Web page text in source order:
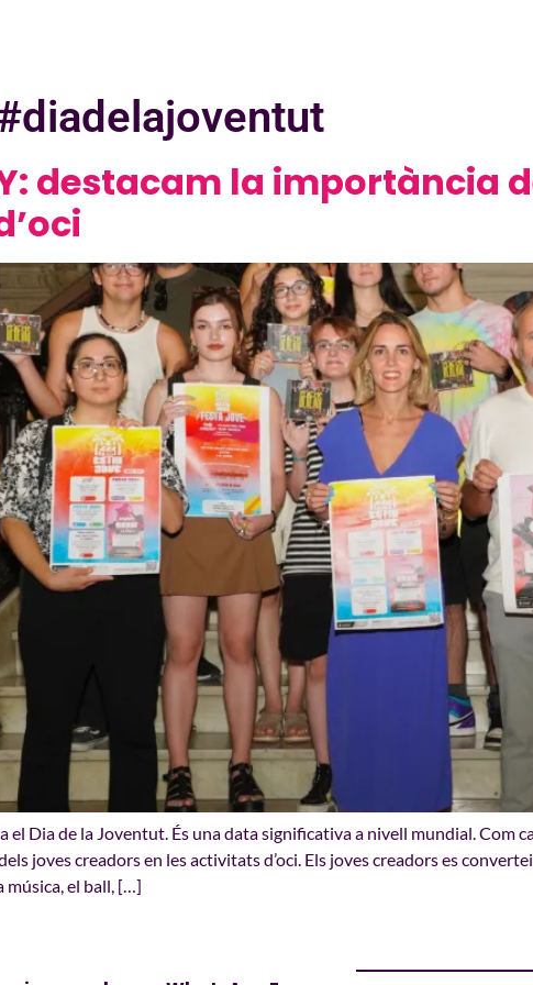
destacam la importància
el Dia de la Joventut. És una data significativa a nivell mundial. Com
joves creadors en les activitats d’oci. Els joves creadors es
música, el ball, […]